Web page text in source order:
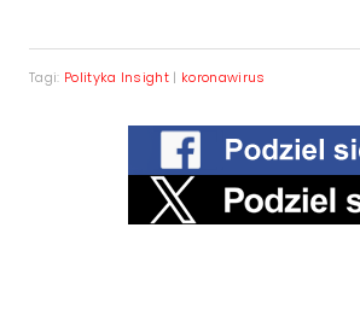
Tagi: Polityka Insight | koronawirus